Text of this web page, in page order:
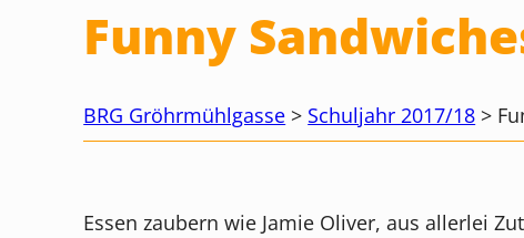
Funny
BRG Gröhrmühlgasse > Schuljahr 2017/18 >
Essen zaubern wie Jamie Oliver, aus allerlei